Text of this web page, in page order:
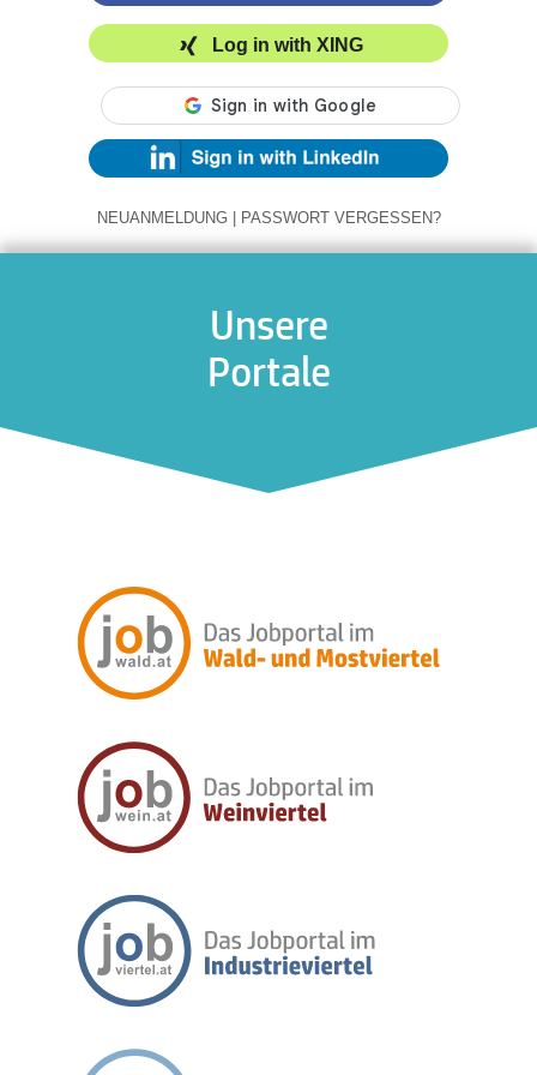
Log in with XING
NEUANMELDUNG | PASSWORT VERGESSEN?
Unsere
Portale